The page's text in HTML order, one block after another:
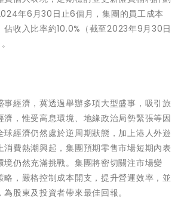
年6月30日止6個月，集團的員工成本
佔收入比率約10.0%（截至2023年9月30日
事經濟，冀透過舉辦多項大型盛事，吸引旅
濟，惟受高息環境、地緣政治局勢緊張等因
球經濟仍然處於逆周期狀態，加上港人外遊
消費熱潮興起，集團預期零售市場短期內表
境仍然充滿挑戰。集團將密切關注市場變
略，嚴格控制成本開支，提升營運效率，並
股東及投資者帶來最佳回報。